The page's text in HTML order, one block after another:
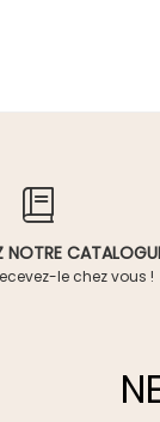
NOTRE
le chez vous !